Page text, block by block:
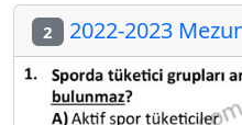
2 2022-2023